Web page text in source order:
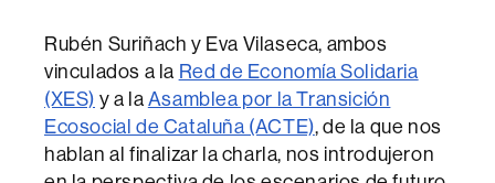
Rubén Suriñach y Eva Vilaseca, ambos
vinculados a la Red de Economía Solidaria
(XES) y a laAsamblea por la Transición
Ecosocial de Cataluña (ACTE), de la que nos
hablan al finalizar la charla, nos introdujeron